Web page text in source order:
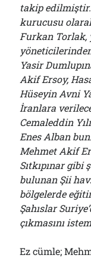
takip
kurucusu
Furkan Torlak,
Yasir
Akif Ersoy,
Hüseyin Avni
İranlara
Cemaleddin
Enes Alban
Mehmet Akif
Sıtkıpınar gibi
bulunan Şii
bölgelerde
Şahıslar
çıkmasını
Ez cümle;